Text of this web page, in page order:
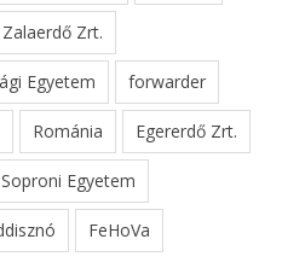
Zalaerdő Zrt.
Egyetem forwarder
Románia Egererdő Zrt.
Soproni Egyetem
FeHoVa